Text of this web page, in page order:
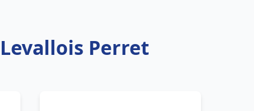
Perret